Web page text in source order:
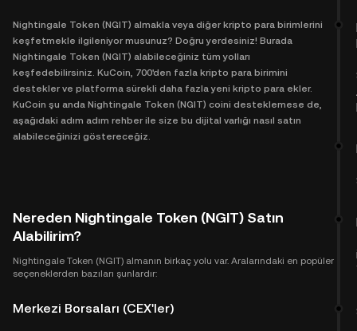
Nightingale Token (NGIT) almakla veya diğer kripto para birimlerini
keşfetmekle ilgileniyor musunuz? Doğru yerdesiniz! Burada
Nightingale Token (NGIT) alabileceğiniz tüm yolları
keşfedebilirsiniz. KuCoin, 700'den fazla kripto para birimini
destekler ve platforma sürekli daha fazla yeni kripto para ekler.
KuCoin şu anda Nightingale Token (NGIT) coini desteklemese de,
aşağıdaki adım adım rehber ile size bu dijital varlığı nasıl satın
alabileceğinizi göstereceğiz.
Nereden Nightingale Token (NGIT) Satın
Alabilirim?
Nightingale Token (NGIT) almanın birkaç yolu var. Aralarındaki en popüler
seçeneklerden bazıları şunlardır:
Merkezi Borsaları (CEX'ler)